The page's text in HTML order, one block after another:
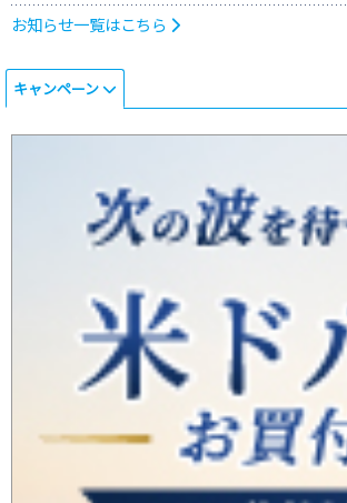
お知らせ一覧はこちら
外国債券のJTG証券、世界時価総額8位※のスペースX社債(既発)を取扱
国内初、債券を担保にして“ダブルインカム(金利)を実現する”新発想のFXサービス「WEALTH FX」を6月22日サービス開始予定－6月1日
2026年04月30日
2026年03月23日
常務取締役就任に関するお知らせ
プレスリリース一覧はこちら
キャンペーン